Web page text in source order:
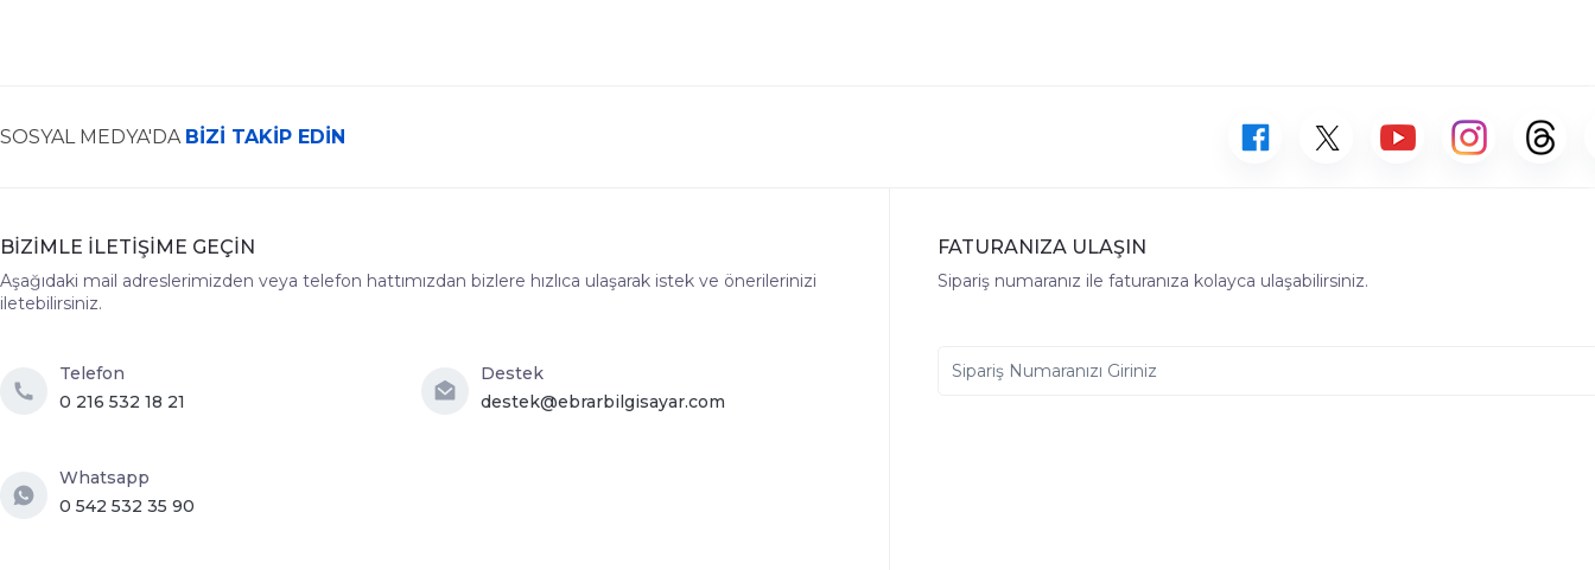
SOSYAL MEDYA'DA BİZİ TAKİP EDİN
BİZİMLE İLETİŞİME GEÇİN
Aşağıdaki mail adreslerimizden veya telefon hattımızdan bizlere hızlıca ulaşarak istek ve önerilerinizi
iletebilirsiniz.
Telefon
0 216 532 18 21
Destek
destek@ebrarbilgisayar.com
Whatsapp
0 542 532 35 90
FATURANIZA ULAŞIN
Sipariş numaranız ile faturanıza kolayca ulaşabilirsiniz.